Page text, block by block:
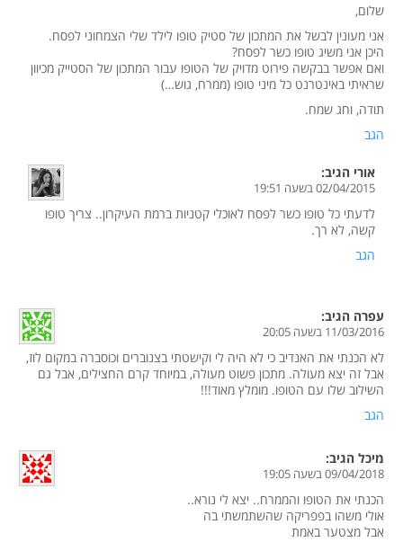
שלום,
אני מעונין לבשל את המתכון של סטיק טופו לילד שלי הצמחוני לפסח.
היכן אני משיג טופו כשר לפסח?
ואם אפשר בבקשה פירוט מדויק של הטופו עבור המתכון של הסטייק מכיוון
שראיתי באינטרנט כל מיני טופו (ממרח, גוש…)
תודה, וחג שמח.
הגב
אורי הגיב:
02/04/2015 בשעה 19:51
לדעתי כל טופו כשר לפסח לאוכלי קטניות ברמת העיקרון.. צריך טופו
קשה, לא רך.
הגב
עפרה הגיב:
11/03/2016 בשעה 20:05
לא הכנתי את האנדיב כי לא היה לי וקישטתי בצנוברים וכוסברה במקום לוז,
אבל זה יצא מעולה. מתכון פשוט מעולה, במיוחד קרם החצילים, אבל גם
השילוב שלו עם הטופו. מומלץ מאוד!!!
הגב
מיכל הגיב:
09/04/2018 בשעה 19:05
הכנתי את הטופו והממרח.. יצא לי נורא..
אולי משהו בפפריקה שהשתמשתי בה
אבל מצטער באמת